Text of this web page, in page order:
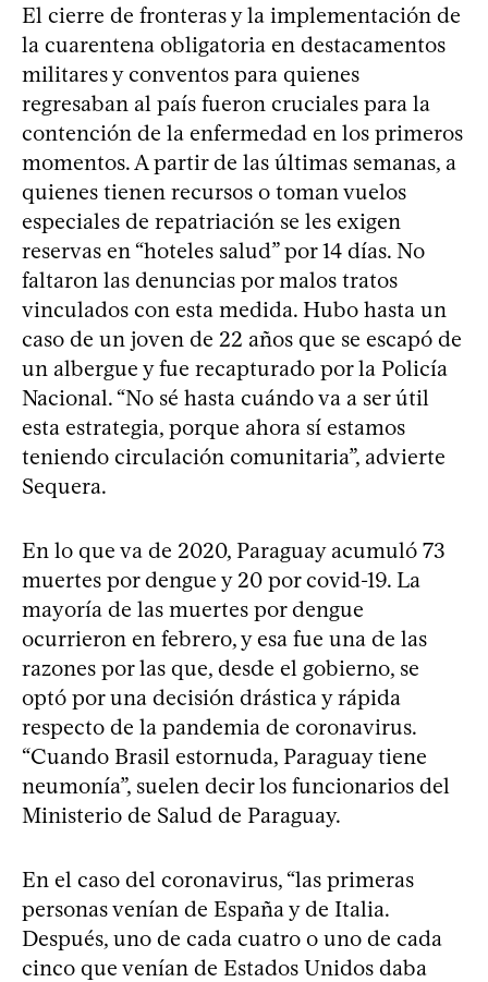
El cierre de fronteras y la implementación de
la cuarentena obligatoria en destacamentos
militares y conventos para quienes
regresaban al país fueron cruciales para la
contención de la enfermedad en los primeros
momentos. A partir de las últimas semanas, a
quienes tienen recursos o toman vuelos
especiales de repatriación se les exigen
reservas en “hoteles salud” por 14 días. No
faltaron las denuncias por malos tratos
vinculados con esta medida. Hubo hasta un
caso de un joven de 22 años que se escapó de
un albergue y fue recapturado por la Policía
Nacional. “No sé hasta cuándo va a ser útil
esta estrategia, porque ahora sí estamos
teniendo circulación comunitaria”, advierte
Sequera.
En lo que va de 2020, Paraguay acumuló 73
muertes por dengue y 20 por covid-19. La
mayoría de las muertes por dengue
ocurrieron en febrero, y esa fue una de las
razones por las que, desde el gobierno, se
optó por una decisión drástica y rápida
respecto de la pandemia de coronavirus.
“Cuando Brasil estornuda, Paraguay tiene
neumonía”, suelen decir los funcionarios del
Ministerio de Salud de Paraguay.
En el caso del coronavirus, “las primeras
personas venían de España y de Italia.
Después, uno de cada cuatro o uno de cada
cinco que venían de Estados Unidos daba